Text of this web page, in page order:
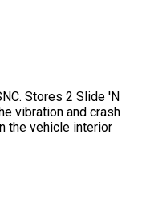
Stores 2 Slide 'N
vibration and crash
the vehicle interior